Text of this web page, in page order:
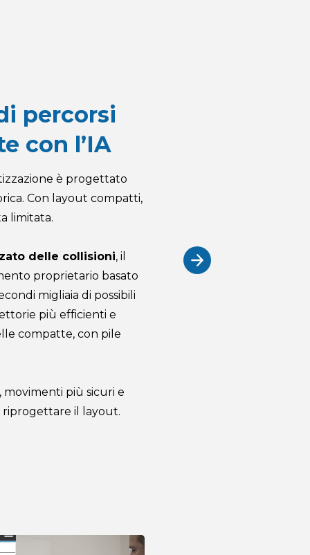
percorsi
con l’IA
è progettato
Con layout compatti,
limitata.
delle collisioni, il
proprietario basato
migliaia di possibili
più efficienti e
compatte, con pile
più sicuri e
riprogettare il layout.